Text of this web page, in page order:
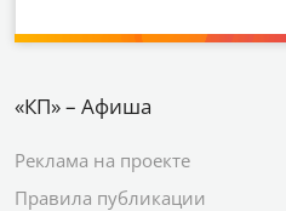
«КП» – Афиша
Реклама на проекте
Правила публикации